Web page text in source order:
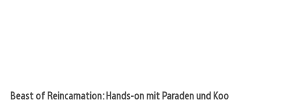
Beast of Reincarnation: Hands-on mit Paraden und Koo